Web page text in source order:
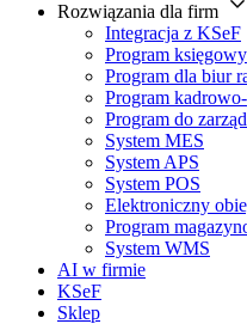
Rozwiązania dla firm
Integracja z KSeF
Program księgowy
Program dla biur
Program
Program do
System MES
System APS
System POS
Elektroniczny
Program
System WMS
AI w firmie
KSeF
Sklep